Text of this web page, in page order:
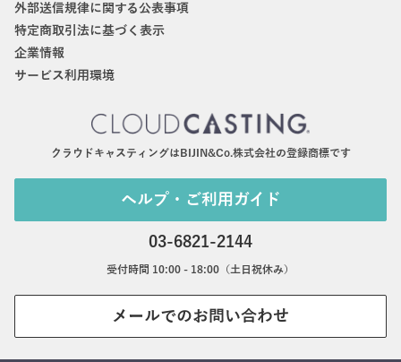
外部送信規律に関する公表事項
特定商取引法に基づく表示
企業情報
サービス利用環境
クラウドキャスティングはBIJIN&Co.株式会社の登録商標です
ヘルプ・ご利用ガイド
03-6821-2144
受付時間 10:00 - 18:00（土日祝休み）
メールでのお問い合わせ